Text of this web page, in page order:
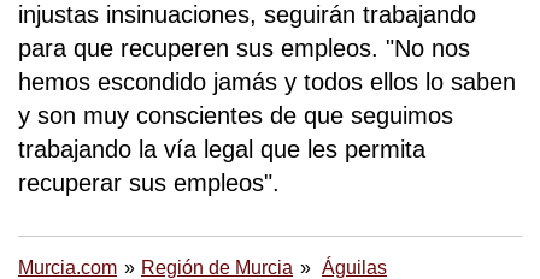
injustas insinuaciones, seguirán trabajando
para que recuperen sus empleos. "No nos
hemos escondido jamás y todos ellos lo saben
y son muy conscientes de que seguimos
trabajando la vía legal que les permita
recuperar sus empleos".
Murcia.com Región de Murcia Águilas